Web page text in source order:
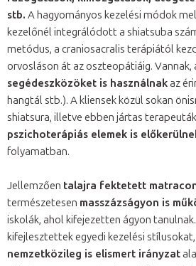
stb. A hagyományos kezelési módok
kezelőnél integrálódott a shiatsuba
metódus, a craniosacralis terápiától
orvosláson át az oszteopátiáig. Vannak,
segédeszközöket is használnakaz
hangtál stb.). A kliensek közül sokan
shiatsura, illetve ebben jártas
pszichoterápiás elemek is
folyamatban.
Jellemzően talajra fektetett
természetesen masszázságyon is
iskolák, ahol kifejezetten ágyon
kifejlesztettek egyedi kezelési
nemzetközileg is elismert irányzat